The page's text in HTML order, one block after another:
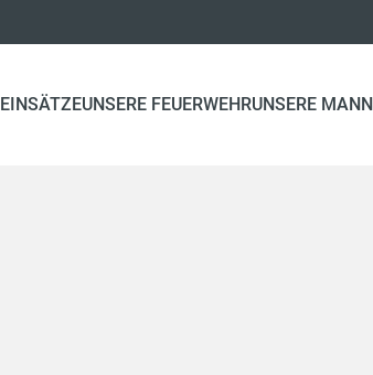
EINSÄTZEUNSERE FEUERWEHRUNSERE